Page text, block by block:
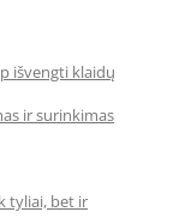
išvengti klaidų
ir surinkimas
tyliai, bet ir